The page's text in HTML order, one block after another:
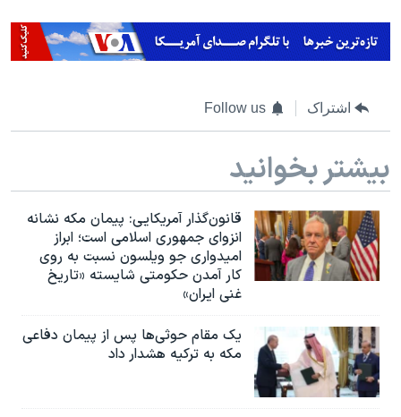
اشتراک Follow us
بیشتر بخوانید
قانون‌گذار آمریکایی: پیمان مکه نشانه
انزوای جمهوری اسلامی است؛ ابراز
امیدواری جو ویلسون نسبت به روی
کار آمدن حکومتی شایسته «تاریخ
غنی ایران»
یک مقام حوثی‌ها پس از پیمان دفاعی
مکه به ترکیه هشدار داد